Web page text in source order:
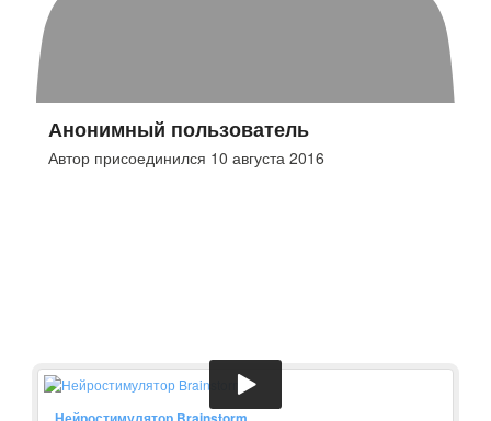
Анонимный пользователь
Автор присоединился 10 августа 2016